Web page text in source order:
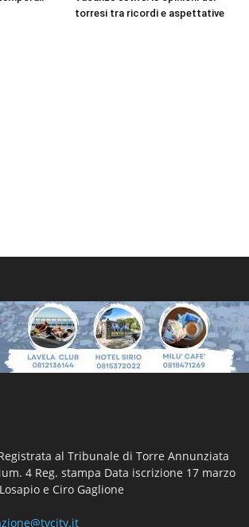
torresi tra ricordi e aspettative
al Tribunale di Torre Annunziata
4 Reg. stampa Data iscrizione 17 marzo
e Ciro Gaglione